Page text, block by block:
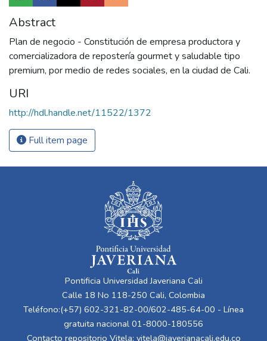
Abstract
Plan de negocio - Constitución de empresa productora y
comercializadora de repostería gourmet y saludable tipo
premium, por medio de redes sociales, en la ciudad de Cali.
URI
http://hdl.handle.net/11522/1372
Full item page
Pontificia Universidad Javeriana Cali
Calle 18 No 118-250 Cali, Colombia
Teléfono:(+57) 602-321-82-00/602-485-64-00 - Línea
gratuita nacional 01-8000-180556
Contacto repositorio Vitela: vitela@javerianacali.edu.co